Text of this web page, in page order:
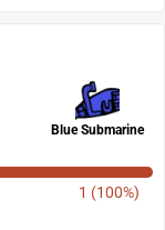
Blue Submarine
1 (100%)